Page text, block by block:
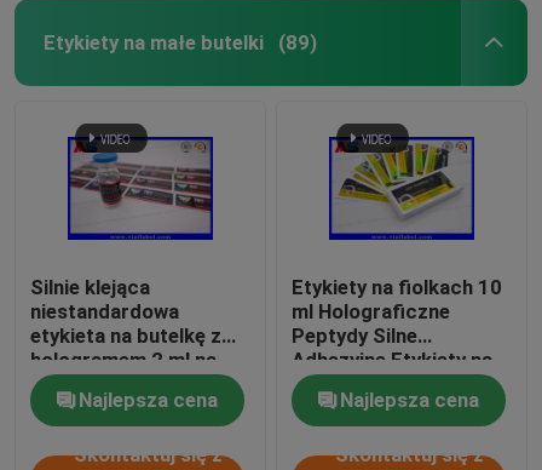
Etykiety na małe butelki (89)
Silnie klejąca
niestandardowa
etykieta na butelkę z
hologramem 2 ml na
peptydy
Najlepsza cena
Skontaktuj się z
Etykiety na fiolkach 10
ml Holograficzne
Peptydy Silne
Adhezyjne Etykiety na
fiolkach
farmaceutycznych
25x60 mm
Najlepsza cena
Skontaktuj się z